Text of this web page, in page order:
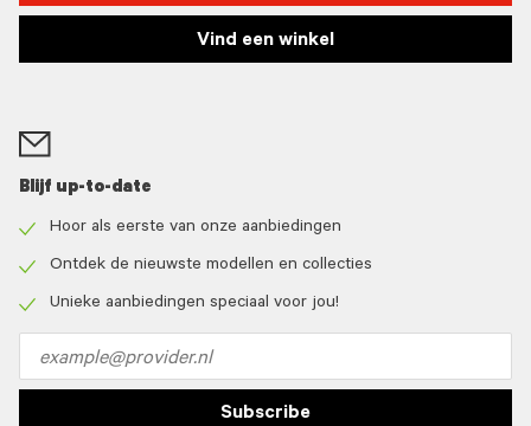
Vind een winkel
Blijf up-to-date
icon
Hoor als eerste van onze aanbiedingen
icon
Ontdek de nieuwste modellen en collecties
Unieke aanbiedingen speciaal voor jou!
address
Subscribe